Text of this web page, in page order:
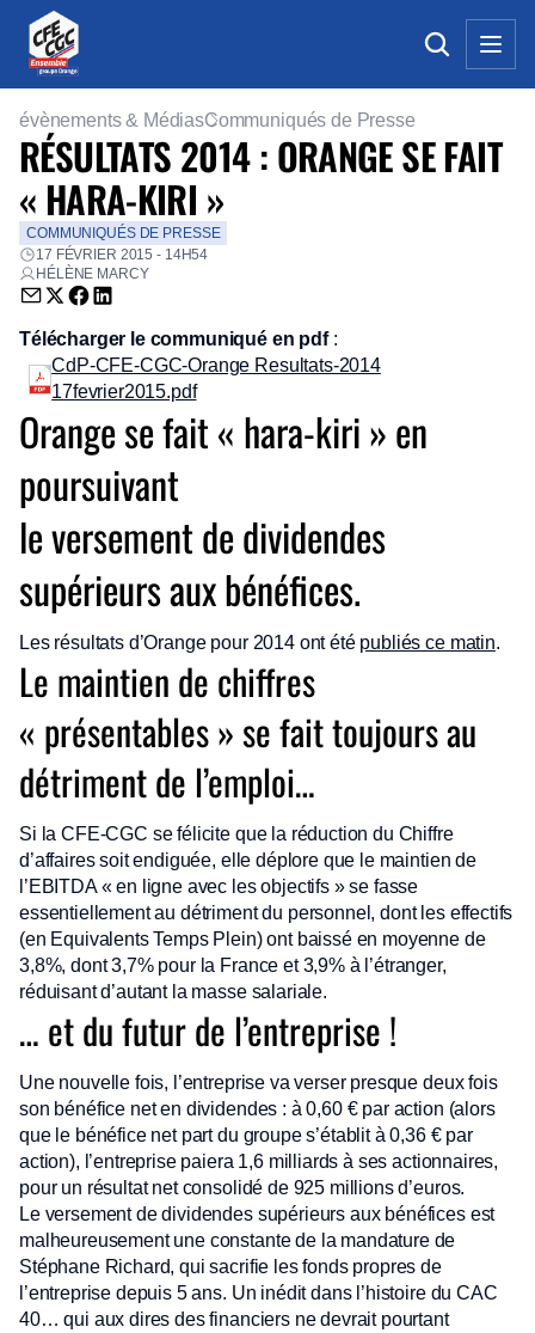
évènements & MédiasCommuniqués de Presse
RÉSULTATS 2014 : ORANGE SE FAIT
« HARA-KIRI »
COMMUNIQUÉS DE PRESSE
17 FÉVRIER 2015 - 14H54
HÉLÈNE MARCY
Envoyer par email (nouvelle fenêtre)
Partager sur Twitter (nouvelle fenêtre)
Partager sur Facebook (nouvelle fenêtre)
Partager sur LinkedIn (nouvelle fenêtre)
Télécharger le communiqué en pdf:
CdP-CFE-CGC-Orange Resultats-2014
17fevrier2015.pdf
Orange se fait « hara-kiri » en
poursuivant
le versement de dividendes
supérieurs aux bénéfices.
Les résultats d’Orange pour 2014 ont été publiés ce matin.
Le maintien de chiffres
« présentables » se fait toujours au
détriment de l’emploi…
Si la CFE-CGC se félicite que la réduction du Chiffre
d’affaires soit endiguée, elle déplore que le maintien de
l’EBITDA « en ligne avec les objectifs » se fasse
essentiellement au détriment du personnel, dont les effectifs
(en Equivalents Temps Plein) ont baissé en moyenne de
3,8%, dont 3,7% pour la France et 3,9% à l’étranger,
réduisant d’autant la masse salariale.
… et du futur de l’entreprise !
Une nouvelle fois, l’entreprise va verser presque deux fois
son bénéfice net en dividendes : à 0,60 € par action (alors
que le bénéfice net part du groupe s’établit à 0,36 € par
action), l’entreprise paiera 1,6 milliards à ses actionnaires,
pour un résultat net consolidé de 925 millions d’euros.
Le versement de dividendes supérieurs aux bénéfices est
malheureusement une constante de la mandature de
Stéphane Richard, qui sacrifie les fonds propres de
l’entreprise depuis 5 ans. Un inédit dans l’histoire du CAC
40… qui aux dires des financiers ne devrait pourtant